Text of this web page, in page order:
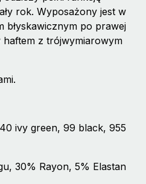
rok. Wyposażony jest w
błyskawicznym po prawej
z trójwymiarowym
ivy green, 99 black, 955
30% Rayon, 5% Elastan